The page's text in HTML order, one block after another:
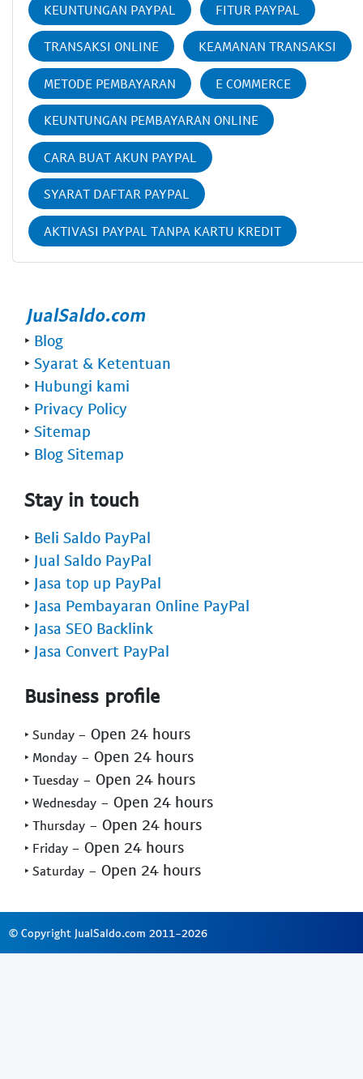
KEUNTUNGAN PAYPAL FITUR PAYPAL
TRANSAKSI ONLINE KEAMANAN TRANSAKSI
METODE PEMBAYARAN E COMMERCE
KEUNTUNGAN PEMBAYARAN ONLINE
CARA BUAT AKUN PAYPAL
SYARAT DAFTAR PAYPAL
AKTIVASI PAYPAL TANPA KARTU KREDIT
‣ Blog
‣ Syarat & Ketentuan
‣ Hubungi kami
‣ Privacy Policy
‣ Sitemap
‣ Blog Sitemap
Stay in touch
‣ Beli Saldo PayPal
‣ Jual Saldo PayPal
‣ Jasa top up PayPal
‣ Jasa Pembayaran Online PayPal
‣ Jasa SEO Backlink
‣ Jasa Convert PayPal
Business profile
‣ Sunday - Open 24 hours
‣ Monday - Open 24 hours
‣ Tuesday - Open 24 hours
‣ Wednesday - Open 24 hours
‣ Thursday - Open 24 hours
‣ Friday - Open 24 hours
‣ Saturday - Open 24 hours
© Copyright JualSaldo.com 2011-2026